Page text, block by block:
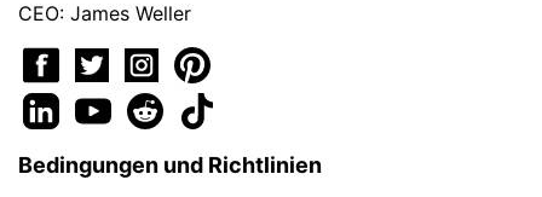
CEO: James Weller
Bedingungen und Richtlinien